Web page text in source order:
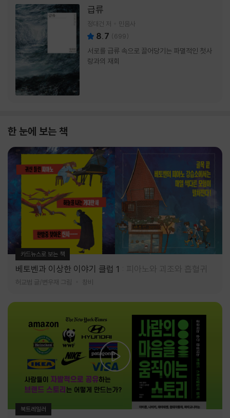
급류
정대건 저 민음사
8.7 (699)
서로를 급류 속으로 끌어당기는 파멸적인 첫사
랑과의 재회
한 눈에 보는 책
카드뉴스로 보는 책
베토벤과 이상한 이야기 클럽 1 피아노와 괴조와 흡혈귀
허교범 글/변우재 그림 창비
북트레일러